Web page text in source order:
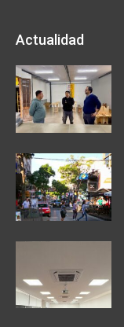
Actualidad